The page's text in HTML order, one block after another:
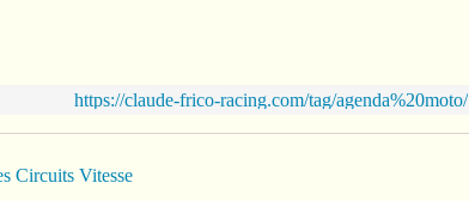
https://claude-frico-racing.com/tag/agenda%20moto/
Circuits Vitesse